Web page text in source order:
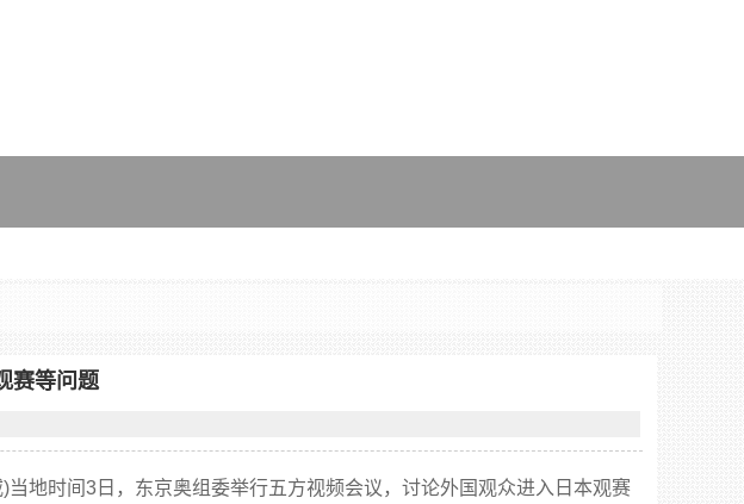
赛等问题
地时间3日，东京奥组委举行五方视频会议，讨论外国观众进入日本观赛